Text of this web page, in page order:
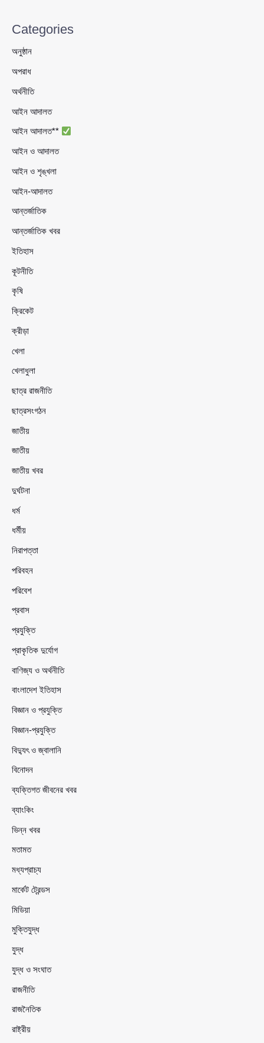
Categories
অনুষ্ঠান
অপরাধ
অর্থনীতি
আইন আদালত
আইন আদালত**
আইন ও আদালত
আইন ও শৃঙ্খলা
আইন-আদালত
আন্তর্জাতিক
আন্তর্জাতিক খবর
ইতিহাস
কূটনীতি
কৃষি
ক্রিকেট
ক্রীড়া
খেলা
খেলাধুলা
ছাত্র রাজনীতি
ছাত্রসংগঠন
জাতীয়
জাতীয়
জাতীয় খবর
দুর্ঘটনা
ধর্ম
ধর্মীয়
নিরাপত্তা
পরিবহন
পরিবেশ
প্রবাস
প্রযুক্তি
প্রাকৃতিক দুর্যোগ
বাণিজ্য ও অর্থনীতি
বাংলাদেশ ইতিহাস
বিজ্ঞান ও প্রযুক্তি
বিজ্ঞান-প্রযুক্তি
বিদ্যুৎ ও জ্বালানি
বিনোদন
ব্যক্তিগত জীবনের খবর
ব্যাংকিং
ভিন্ন খবর
মতামত
মধ্যপ্রাচ্য
মার্কেট ট্রেন্ডস
মিডিয়া
মুক্তিযুদ্ধ
যুদ্ধ
যুদ্ধ ও সংঘাত
রাজনীতি
রাজনৈতিক
রাষ্ট্রীয়